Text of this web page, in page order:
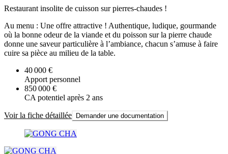
Restaurant insolite de cuisson sur pierres-chaudes !
Au menu : Une offre attractive ! Authentique, ludique, gourmande
où la bonne odeur de la viande et du poisson sur la pierre chaude
donne une saveur particulière à l’ambiance, chacun s’amuse à faire
cuire sa pièce au milieu de la table.
40 000 €
Apport personnel
850 000 €
CA potentiel après 2 ans
Voir la fiche détaillée Demander une documentation